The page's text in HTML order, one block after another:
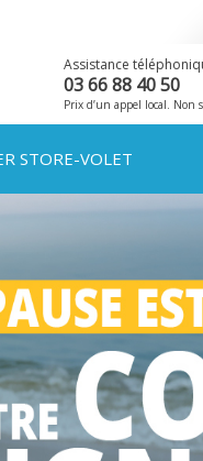
Assistance
03 66 88 40 50
Prix d’un appel local. Non
STORE-VOLET